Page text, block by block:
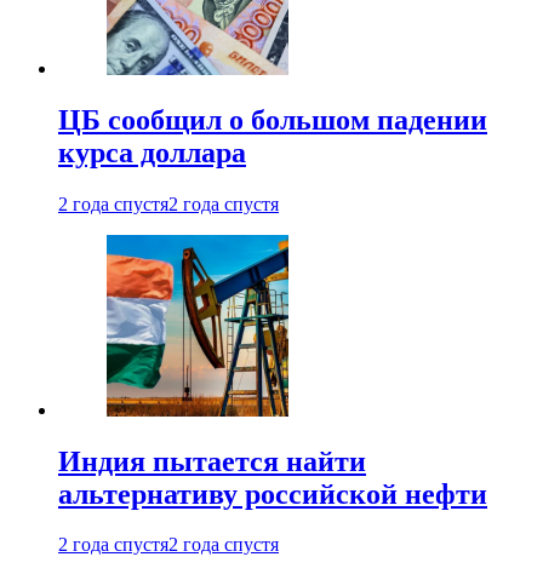
ЦБ сообщил о большом падении
курса доллара
2 года спустя2 года спустя
Индия пытается найти
альтернативу российской нефти
2 года спустя2 года спустя